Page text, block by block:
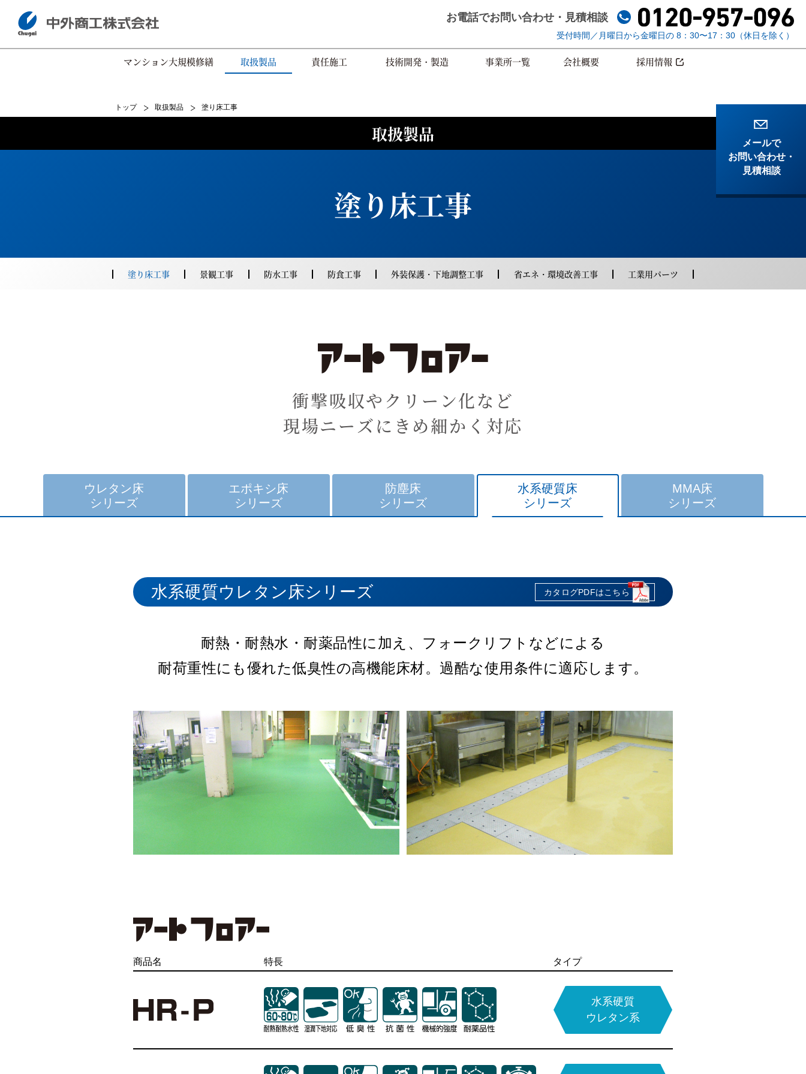
お電話でお問い合わせ ・見積相談
受付時間／月曜日から金曜日の 8：30〜17：30（休日を除く）
メールで
お問い合わせ ・
見積相談
マンション大規模修繕 取扱製品 責任施工 技術開発・製造 事業所一覧 会社概要 採用情報
トップ 取扱製品 塗り床工事
取扱製品
塗り床工事
塗り床工事 景観工事 防水工事 防食工事 外装保護・下地調整工事 省エネ・環境改善工事 工業用パーツ
衝撃吸収やクリーン化など
現場ニーズにきめ細かく対応
ウレタン床
シリーズ
エポキシ床
シリーズ
防塵床
シリーズ
水系硬質床
シリーズ
MMA床
シリーズ
ウレタン床シリーズ カタログPDFはこちら
多様な施設の床面を守ります。耐衝撃性に優れた硬質ウレタンや
快適歩行感のある弾性ウレタンなど、幅広い用途に対応します。
硬質ウレタン
タイプ
エポキシ床シリーズ カタログPDFはこちら
耐食性・導電性・抗菌性・耐熱水性 といったさまざまな機能を備え、
産業施設や電子機器施設、バイオクリーンルーム、食品工場などに対応。
耐食床
タイプ
無溶剤型
エポキシ系
防塵床シリーズ カタログPDFはこちら
コンクリート・モルタルからの粉塵の発生を長期にわたり防止。
クリーンでカラフルな空間を低コストで実現します。
商品名 タイプ
エポキシ系
水系硬質ウレタン床シリーズ カタログPDFはこちら
耐熱・耐熱水・耐薬品性に加え、 フォークリフトなどによる
耐荷重性にも優れた低臭性の高機能床材。過酷な使用条件に適応します。
商品名 特長 タイプ
水系硬質
ウレタン系
MMA系 速硬化性耐食床シリーズ カタログPDFはこちら
速硬化性で工期の短縮が図れます。
耐食・耐熱性はもちろん、物理強度および耐候性にも優れています。
スタンダードタイプ
特長 タイプ